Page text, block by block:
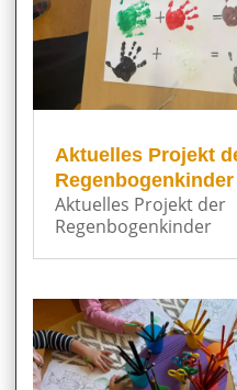
Aktuelles Projekt
Regenbogenkinder
Aktuelles Projekt der
Regenbogenkinder